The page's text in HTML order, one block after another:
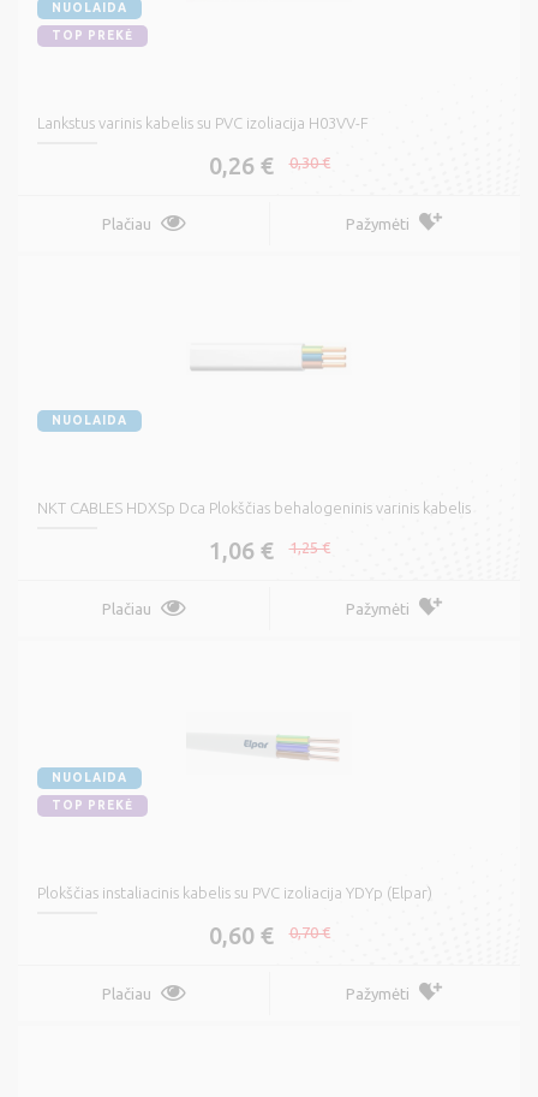
NUOLAIDA
TOP PREKĖ
Lankstus varinis kabelis su PVC izoliacija H03VV-F
0,26 € 0,30 €
Plačiau Pažymėti
NUOLAIDA
NKT CABLES HDXSp Dca Plokščias behalogeninis varinis kabelis
1,06 € 1,25 €
Plačiau Pažymėti
NUOLAIDA
TOP PREKĖ
Plokščias instaliacinis kabelis su PVC izoliacija YDYp (Elpar)
0,60 € 0,70 €
Plačiau Pažymėti